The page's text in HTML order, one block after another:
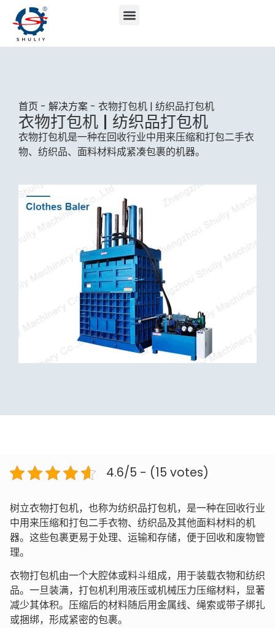
首页 - 解决方案 - 衣物打包机 | 纺织品打包机
衣物打包机 | 纺织品打包机
衣物打包机是一种在回收行业中用来压缩和打包二手衣
物、纺织品、面料材料成紧凑包裹的机器。
4.6/5 - (15 votes)
树立衣物打包机，也称为纺织品打包机，是一种在回收行业
中用来压缩和打包二手衣物、纺织品及其他面料材料的机
器。这些包裹更易于处理、运输和存储，便于回收和废物管
理。
衣物打包机由一个大腔体或料斗组成，用于装载衣物和纺织
品。一旦装满，打包机利用液压或机械压力压缩材料，显著
减少其体积。压缩后的材料随后用金属线、绳索或带子绑扎
或捆绑，形成紧密的包裹。